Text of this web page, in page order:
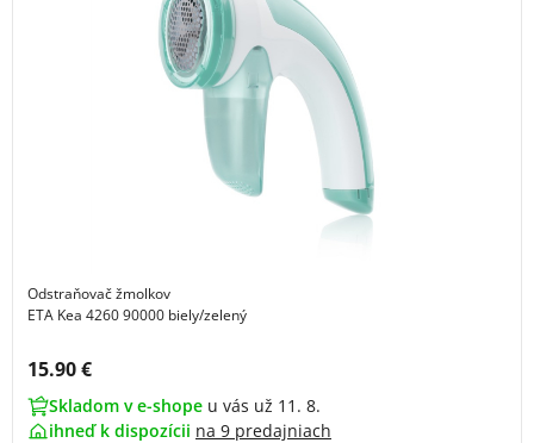
Odstraňovač žmolkov
ETA Kea 4260 90000 biely/zelený
Cena s DPH:
15.90 €
Skladom v e-shope u vás už 11. 8.
ihneď k dispozícii na 9 predajniach